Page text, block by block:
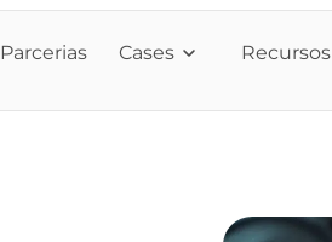
Parcerias Cases Recursos